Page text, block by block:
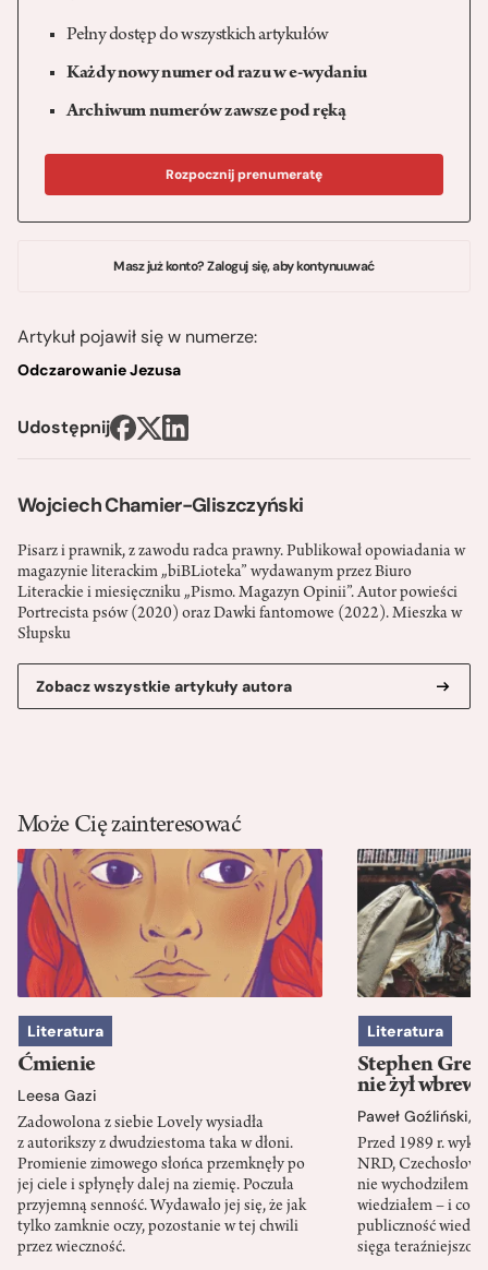
Wojciech Chamier-Gliszczyński
Pisarz i prawnik, z zawodu radca prawny. Publikował opowiadania w
magazynie literackim „biBLioteka” wydawanym przez Biuro
Literackie i miesięczniku „Pismo. Magazyn Opinii”. Autor powieści
Portrecista psów (2020) oraz Dawki fantomowe (2022). Mieszka w
Słupsku
Zobacz wszystkie artykuły autora
Pełny dostęp do wszystkich artykułów
Każdy nowy numer od razu w e-wydaniu
Archiwum numerów zawsze pod ręką
Rozpocznij prenumeratę
Masz już konto? Zaloguj się, aby kontynuuwać
Artykuł pojawił się w numerze:
Odczarowanie Jezusa
Udostępnij
Może Cię zainteresować
Literatura
Ćmienie
Leesa Gazi
Zadowolona z siebie Lovely wysiadła
z autorikszy z dwudziestoma taka w dłoni.
Promienie zimowego słońca przemknęły po
jej ciele i spłynęły dalej na ziemię. Poczuła
przyjemną senność. Wydawało jej się, że jak
tylko zamknie oczy, pozostanie w tej chwili
przez wieczność.
Literatura
Stephen
nie żył wbrew
Paweł Goźliński,
Przed 1989 r.
NRD,
nie wychodziłem
wiedziałem – i co
publiczność
sięga